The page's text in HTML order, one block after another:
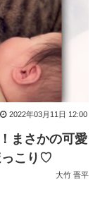
まさかの可愛
っこり♡
2022年03月11日 12:00
大竹 晋平